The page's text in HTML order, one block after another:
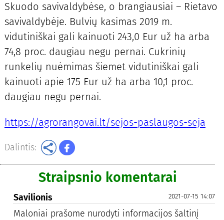
Skuodo savivaldybėse, o brangiausiai – Rietavo
savivaldybėje. Bulvių kasimas 2019 m.
vidutiniškai gali kainuoti 243,0 Eur už ha arba
74,8 proc. daugiau negu pernai. Cukrinių
runkelių nuėmimas šiemet vidutiniškai gali
kainuoti apie 175 Eur už ha arba 10,1 proc.
daugiau negu pernai.
https://agrorangovai.lt/sejos-paslaugos-seja
Dalintis:
Straipsnio komentarai
2021-07-15 14:07
Savilionis
Maloniai prašome nurodyti informacijos šaltinį